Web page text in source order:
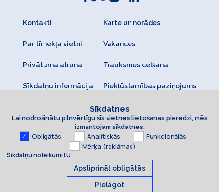
Kontakti Karte un norādes
Par tīmekļa vietni Vakances
Privātuma atruna Trauksmes celšana
Sīkdatņu informācija Piekļūstamības paziņojums
Sīkdatnes
Lai nodrošinātu pilnvērtīgu šīs vietnes lietošanas pieredzi, mēs
izmantojam sīkdatnes.
Obligātās Analītiskās
Funkcionālās
Mērķa (reklāmas)
Sīkdatņu noteikumi LU
Apstiprināt obligātās
Pielāgot